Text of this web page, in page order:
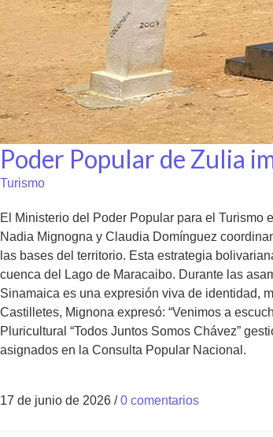
Poder Popular de Zulia
Turismo
El Ministerio del Poder Popular para el
Nadia Mignogna y Claudia Domínguez
las bases del territorio. Esta estrategia
cuenca del Lago de Maracaibo. Durante las
Sinamaica es una expresión viva de identidad,
Castilletes, Mignona expresó: “Venimos a
Pluricultural “Todos Juntos Somos Chávez”
asignados en la Consulta Popular Nacional.
17 de junio de 2026 / 0 comentarios